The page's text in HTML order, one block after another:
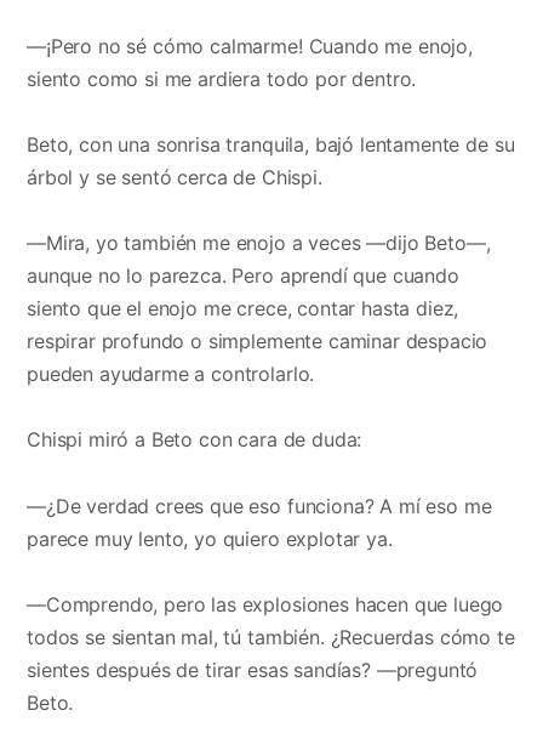
—¡Pero no sé cómo calmarme! Cuando me enojo,
siento como si me ardiera todo por dentro.
Beto, con una sonrisa tranquila, bajó lentamente de su
árbol y se sentó cerca de Chispi.
—Mira, yo también me enojo a veces —dijo Beto—,
aunque no lo parezca. Pero aprendí que cuando
siento que el enojo me crece, contar hasta diez,
respirar profundo o simplemente caminar despacio
pueden ayudarme a controlarlo.
Chispi miró a Beto con cara de duda:
—¿De verdad crees que eso funciona? A mí eso me
parece muy lento, yo quiero explotar ya.
—Comprendo, pero las explosiones hacen que luego
todos se sientan mal, tú también. ¿Recuerdas cómo te
sientes después de tirar esas sandías? —preguntó
Beto.